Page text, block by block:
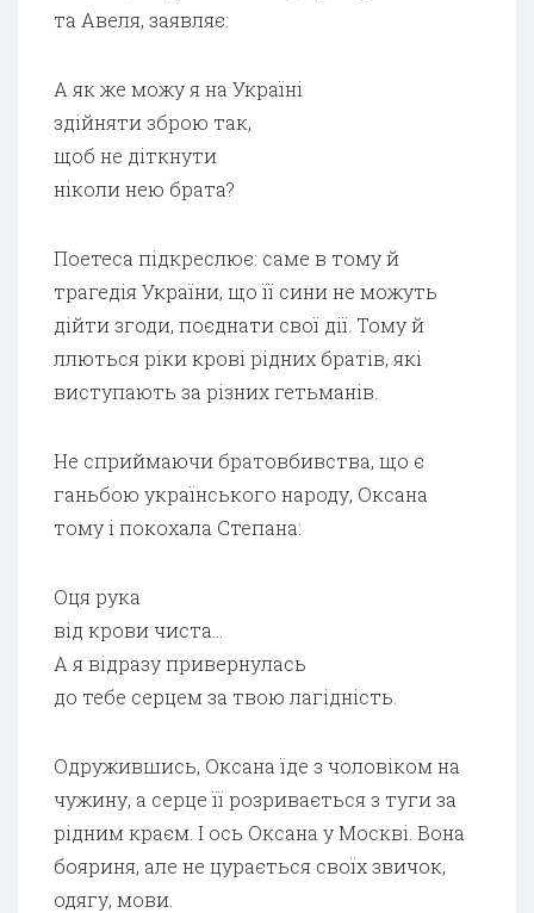
та Авеля, заявляє:
А як же можу я на Україні
здійняти зброю так,
щоб не діткнути
ніколи нею брата?
Поетеса підкреслює: саме в тому й
трагедія України, що її сини не можуть
дійти згоди, поєднати свої дії. Тому й
ллються ріки крові рідних братів, які
виступають за різних гетьманів.
Не сприймаючи братовбивства, що є
ганьбою українського народу, Оксана
тому і покохала Степана:
Оця рука
від крови чиста…
А я відразу привернулась
до тебе серцем за твою лагідність.
Одружившись, Оксана їде з чоловіком на
чужину, а серце її розривається з туги за
рідним краєм. І ось Оксана у Москві. Вона
бояриня, але не цурається своїх звичок,
одягу, мови.